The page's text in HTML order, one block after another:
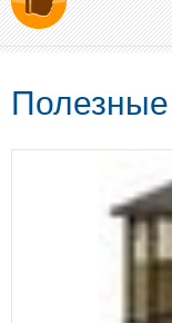
Полезные